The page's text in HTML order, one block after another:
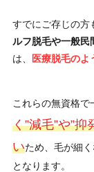
すでにご存じの方
ルフ脱毛や一般民
は、
医療脱毛のよ
これらの無資格で
く”減毛”や”
いため、毛が細
となります。